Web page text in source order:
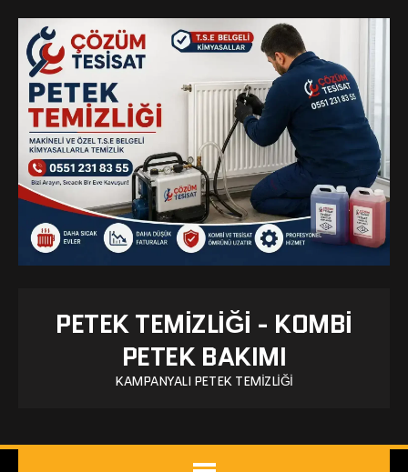
PETEK TEMIZLIĞI - KOMBI
PETEK BAKIMI
KAMPANYALI PETEK TEMIZLIĞI